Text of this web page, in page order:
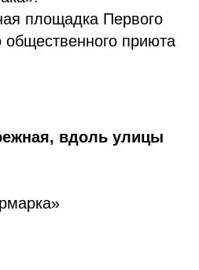
площадка Первого
общественного приюта
вдоль улицы